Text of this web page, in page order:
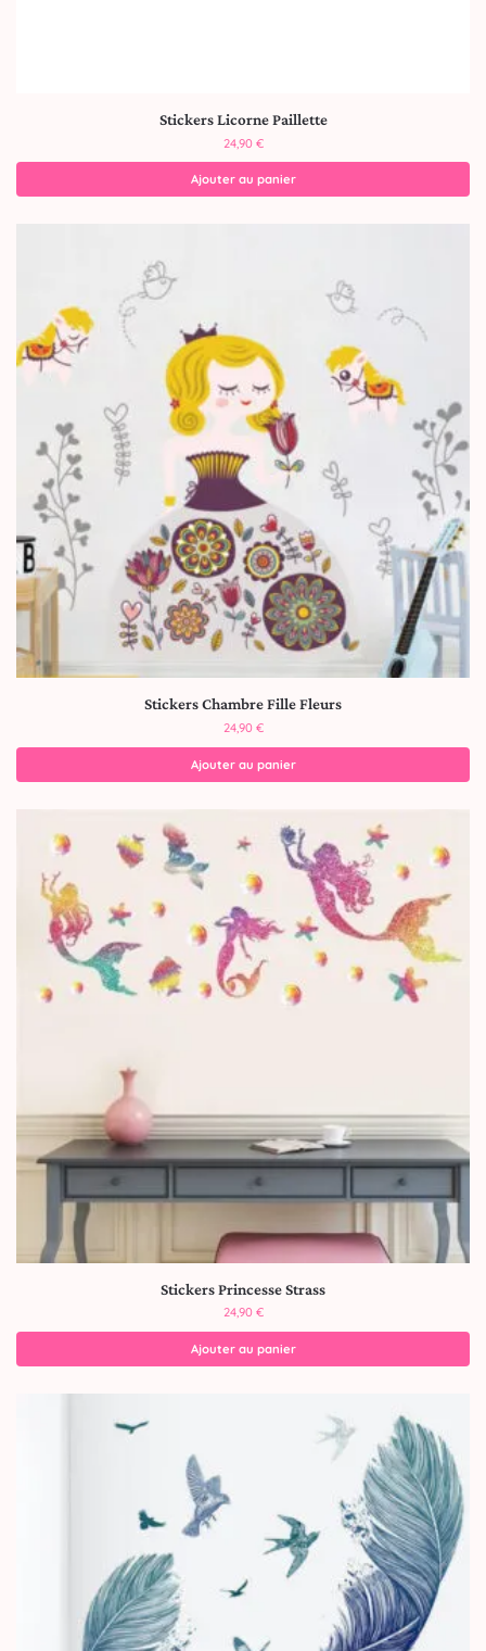
Stickers Licorne Paillette
24,90 €
Ajouter au panier
Stickers Chambre Fille Fleurs
24,90 €
Ajouter au panier
Stickers Princesse Strass
24,90 €
Ajouter au panier